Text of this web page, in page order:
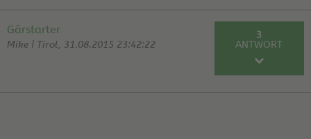
RE: Neu in 2.Aufl. des Essigbuchs der Docs
hier???
Schmickl |
19.01.16
Gärstarter
Mike | Tirol, 31.08.2015 23:42:22
3
ANTWORT
RE: Gärstarter
Klaus | 01.09.15